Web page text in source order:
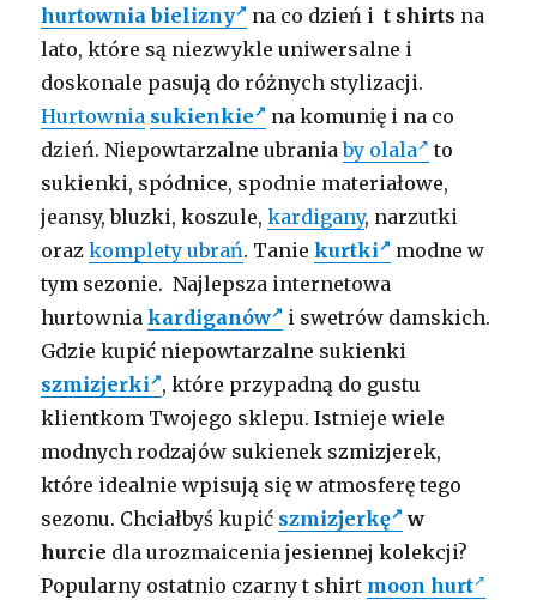
hurtownia bielizny
na co dzień it shirts na
lato, które są niezwykle uniwersalne i
doskonale pasują do różnych stylizacji.
Hurtownia sukienkie
na komunię i na co
dzień. Niepowtarzalne ubraniaby olala
to
sukienki, spódnice, spodnie materiałowe,
jeansy, bluzki, koszule,kardigany, narzutki
orazkomplety ubrań. Taniekurtki
modne w
tym sezonie. Najlepsza internetowa
hurtowniakardiganów
i swetrów damskich.
Gdzie kupić niepowtarzalne sukienki
szmizjerki , które przypadną do gustu
klientkom Twojego sklepu. Istnieje wiele
modnych rodzajów sukienek szmizjerek,
które idealnie wpisują się w atmosferę tego
sezonu. Chciałbyś kupić szmizjerkę
w
hurcie dla urozmaicenia jesiennej kolekcji?
Popularny ostatnio czarny t shirt moon hurt